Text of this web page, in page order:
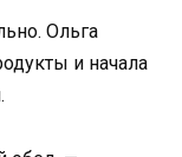
Ольга
и начала